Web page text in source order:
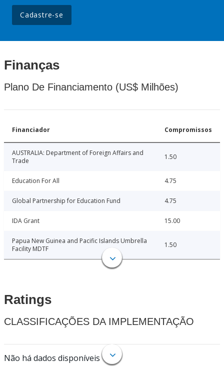
Cadastre-se
Finanças
Plano De Financiamento (US$ Milhões)
Financiador Compromissos
AUSTRALIA: Department of Foreign Affairs and
Trade
1.50
Education For All 4.75
Global Partnership for Education Fund 4.75
IDA Grant 15.00
Papua New Guinea and Pacific Islands Umbrella
Facility MDTF
1.50
Ratings
CLASSIFICAÇÕES DA IMPLEMENTAÇÃO
Não há dados disponíveis